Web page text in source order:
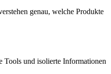
genau, welche Produkte
Tools und isolierte Informationen